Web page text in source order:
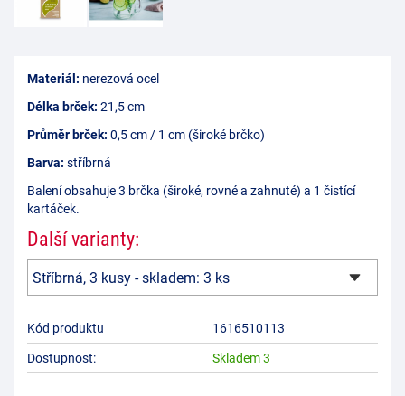
Materiál: nerezová ocel
Délka brček: 21,5 cm
Průměr brček: 0,5 cm / 1 cm (široké brčko)
Barva: stříbrná
Balení obsahuje 3 brčka (široké, rovné a zahnuté) a 1 čistící
kartáček.
Další varianty:
Kód produktu
1616510113
Dostupnost:
Skladem 3